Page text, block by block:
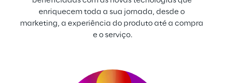
enriquecem toda a sua jornada, desde o
marketing, a experiência do produto até a compra
e o serviço.